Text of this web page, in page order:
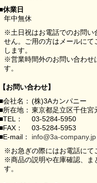
休業日
年中無休
※土日祝はお電話でのお問い
せん。ご用の方はメールに
します。
※営業時間外のお問い合わせ
す。
【お問い合わせ】
会社名： (株)3Aカンパニー
所在地： 東京都足立区千住
：
03-5284-5950
：
03-5284-5953
mail：
info@3a-company.jp
※お急ぎの際にはお電話にて
※商品の説明や在庫確認、ま
す。